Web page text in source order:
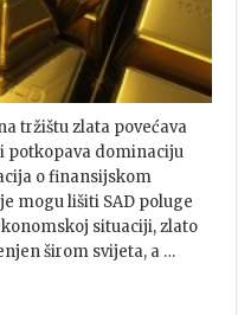
tržištu zlata povećava
potkopava dominaciju
o finansijskom
mogu lišiti SAD poluge
situaciji, zlato
širom svijeta, a …